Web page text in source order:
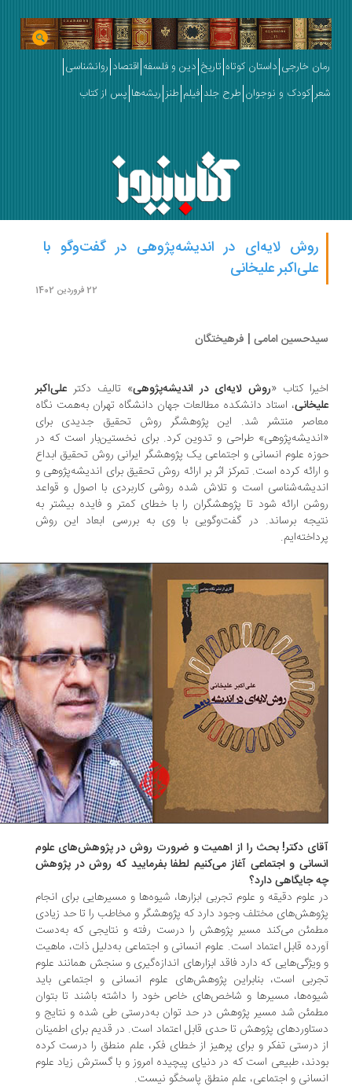
خارجی داستان کوتاه تاریخ دین و فلسفه اقتصاد روانشناسی
کودک و نوجوان طرح جلد فیلم طنز ریشه‌ها پس از کتاب
روش لایه‌ای در اندیشه‌پژوهی در گفت‌وگو با
علی‌اکبر علیخانی
امامی | فرهیختگان
کتاب «روش لایه‌ای در اندیشه‌پژوهی» تالیف دکتر علی‌اکبر
، استاد دانشکده مطالعات جهان دانشگاه تهران به‌همت نگاه
منتشر شد. این پژوهشگر روش تحقیق جدیدی برای
طراحی و تدوین کرد. برای نخستین‌بار است که در
علوم انسانی و اجتماعی یک پژوهشگر ایرانی روش تحقیق ابداع
کرده است. تمرکز اثر بر ارائه روش تحقیق برای اندیشه‌پژوهی و
است و تلاش شده روشی کاربردی با اصول و قواعد
ارائه شود تا پژوهشگران را با خطای کمتر و فایده بیشتر به
برساند. در گفت‌وگویی با وی به بررسی ابعاد این روش
دکتر! بحث را از اهمیت و ضرورت روش در پژوهش‌های علوم
و اجتماعی آغاز می‌کنیم لطفا بفرمایید که روش در پژوهش
جایگاهی دارد؟
علوم دقیقه و علوم تجربی ابزارها، شیوه‌ها و مسیرهایی برای انجام
مختلف وجود دارد که پژوهشگر و مخاطب را تا حد زیادی
می‌کند مسیر پژوهش را درست رفته و نتایجی که به‌دست
قابل اعتماد است. علوم انسانی و اجتماعی به‌دلیل ذات، ماهیت
که دارد فاقد ابزارهای اندازه‌گیری و سنجش همانند علوم
است، بنابراین پژوهش‌های علوم انسانی و اجتماعی باید
مسیرها و شاخص‌های خاص خود را داشته باشند تا بتوان
شد مسیر پژوهش در حد توان به‌درستی طی شده و نتایج و
پژوهش تا حدی قابل اعتماد است. در قدیم برای اطمینان
درستی تفکر و برای پرهیز از خطای فکر، علم منطق را درست کرده
طبیعی است که در دنیای پیچیده امروز و با گسترش زیاد علوم
و اجتماعی، علم منطق پاسخگو نیست.